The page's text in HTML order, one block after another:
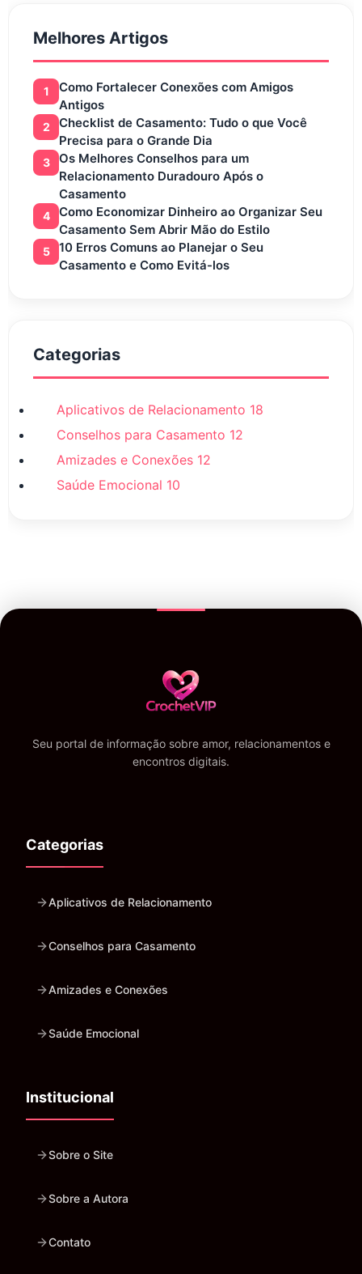
Melhores Artigos
1
Como Fortalecer Conexões com Amigos
Antigos
2
Checklist de Casamento: Tudo o que Você
Precisa para o Grande Dia
3
Os Melhores Conselhos para um
Relacionamento Duradouro Após o
Casamento
4
Como Economizar Dinheiro ao Organizar Seu
Casamento Sem Abrir Mão do Estilo
5
10 Erros Comuns ao Planejar o Seu
Casamento e Como Evitá-los
Categorias
Aplicativos de Relacionamento 18
Conselhos para Casamento 12
Amizades e Conexões 12
Saúde Emocional 10
Seu portal de informação sobre amor, relacionamentos e
encontros digitais.
Categorias
Aplicativos de Relacionamento
Conselhos para Casamento
Amizades e Conexões
Saúde Emocional
Institucional
Sobre o Site
Sobre a Autora
Contato